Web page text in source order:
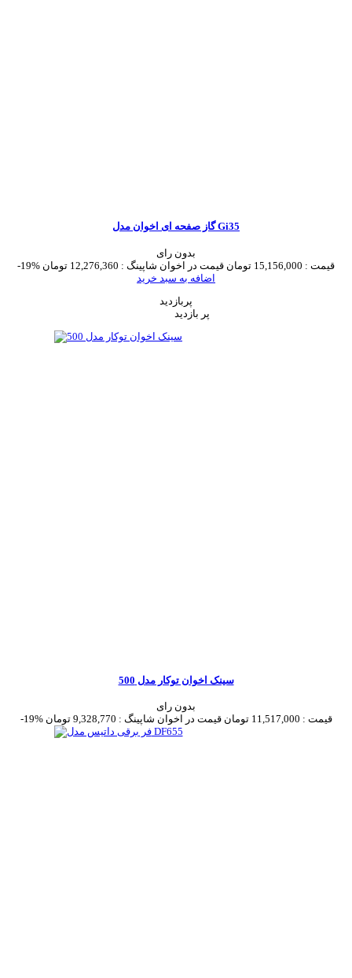
گاز صفحه ای اخوان مدل Gi35
بدون رای
-19%
قیمت : 15,156,000 تومان قیمت در اخوان شاپینگ : 12,276,360 تومان
اضافه به سبد خرید
پربازدید
پر بازدید
سینک اخوان توکار مدل 500
بدون رای
-19%
قیمت : 11,517,000 تومان قیمت در اخوان شاپینگ : 9,328,770 تومان